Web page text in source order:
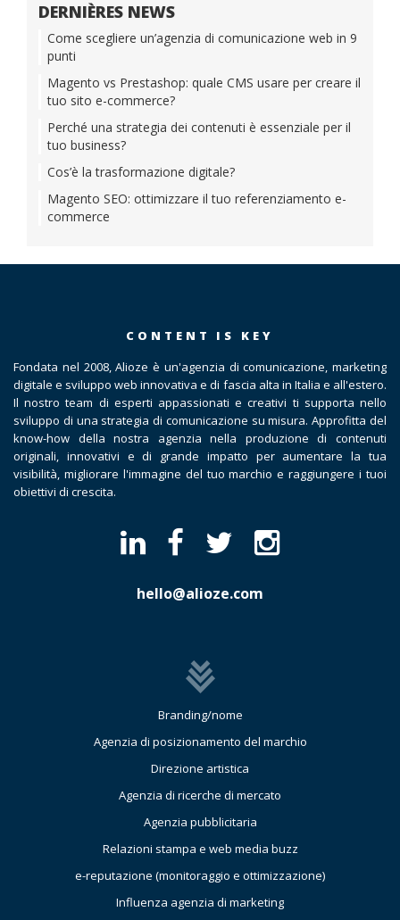
DERNIÈRES NEWS
Come scegliere un’agenzia di comunicazione web in 9
punti
Magento vs Prestashop: quale CMS usare per creare il
tuo sito e-commerce?
Perché una strategia dei contenuti è essenziale per il
tuo business?
Cos’è la trasformazione digitale?
Magento SEO: ottimizzare il tuo referenziamento e-
commerce
CONTENT IS KEY
Fondata nel 2008, Alioze è un'agenzia di comunicazione, marketing
digitale e sviluppo web innovativa e di fascia alta in Italia e all'estero.
Il nostro team di esperti appassionati e creativi ti supporta nello
sviluppo di una strategia di comunicazione su misura. Approfitta del
know-how della nostra agenzia nella produzione di contenuti
originali, innovativi e di grande impatto per aumentare la tua
visibilità, migliorare l'immagine del tuo marchio e raggiungere i tuoi
obiettivi di crescita.
hello@alioze.com
Branding/nome
Agenzia di posizionamento del marchio
Direzione artistica
Agenzia di ricerche di mercato
Agenzia pubblicitaria
Relazioni stampa e web media buzz
e-reputazione (monitoraggio e ottimizzazione)
Influenza agenzia di marketing